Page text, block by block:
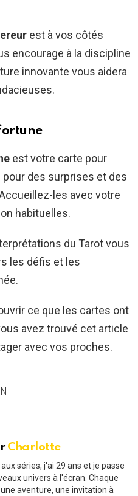
est à vos côtés
encourage à la discipline
innovante vous aidera
est votre carte pour
pour des surprises et des
les avec votre
habituelles.
du Tarot vous
les défis et les
ce que les cartes ont
avez trouvé cet article
avec vos proches.
Charlotte
séries, j'ai 29 ans et je passe
univers à l'écran. Chaque
aventure, une invitation à